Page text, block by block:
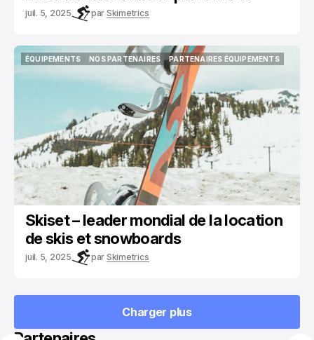
juil. 5, 2025 par Skimetrics
ÉQUIPEMENTS
NOS PARTENAIRES
NOS PARTENAIRES
PARTENAIRES ÉQUIPEMENTS
PARTENAIRES ÉQUIPEMENTS
Skiset – leader mondial de la location
de skis et snowboards
juil. 5, 2025 par Skimetrics
Charger plus
Charger plus